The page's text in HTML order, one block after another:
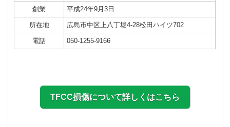
創業 平成24年9月3日
所在地 広島市中区上八丁堀4-28松田ハイツ702
電話 050-1255-9166
TFCC損傷について詳しくはこちら